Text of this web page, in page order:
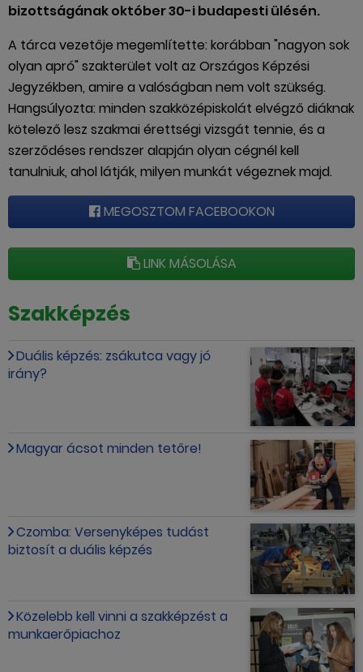
bizottságának október 30-i budapesti ülésén.
A tárca vezetője megemlítette: korábban "nagyon sok
olyan apró" szakterület volt az Országos Képzési
Jegyzékben, amire a valóságban nem volt szükség.
Hangsúlyozta: minden szakközépiskolát elvégző diáknak
kötelező lesz szakmai érettségi vizsgát tennie, és a
szerződéses rendszer alapján olyan cégnél kell
tanulniuk, ahol látják, milyen munkát végeznek majd.
MEGOSZTOM FACEBOOKON
LINK MÁSOLÁSA
Szakképzés
Duális képzés: zsákutca vagy jó
irány?
Magyar ácsot minden tetőre!
Czomba: Versenyképes tudást
biztosít a duális képzés
Közelebb kell vinni a szakképzést a
munkaerőpiachoz